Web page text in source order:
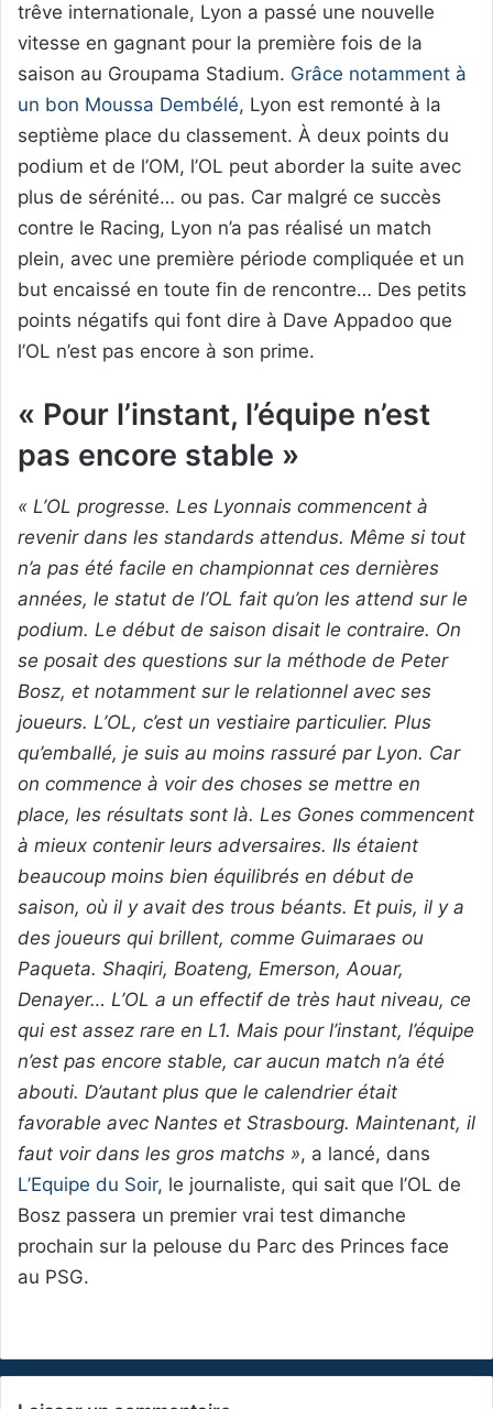
trêve internationale, Lyon a passé une nouvelle
vitesse en gagnant pour la première fois de la
saison au Groupama Stadium. Grâce notamment à
un bon Moussa Dembélé, Lyon est remonté à la
septième place du classement. À deux points du
podium et de l’OM, l’OL peut aborder la suite avec
plus de sérénité… ou pas. Car malgré ce succès
contre le Racing, Lyon n’a pas réalisé un match
plein, avec une première période compliquée et un
but encaissé en toute fin de rencontre… Des petits
points négatifs qui font dire à Dave Appadoo que
l’OL n’est pas encore à son prime.
« Pour l’instant, l’équipe n’est
pas encore stable »
« L’OL progresse. Les Lyonnais commencent à
revenir dans les standards attendus. Même si tout
n’a pas été facile en championnat ces dernières
années, le statut de l’OL fait qu’on les attend sur le
podium. Le début de saison disait le contraire. On
se posait des questions sur la méthode de Peter
Bosz, et notamment sur le relationnel avec ses
joueurs. L’OL, c’est un vestiaire particulier. Plus
qu’emballé, je suis au moins rassuré par Lyon. Car
on commence à voir des choses se mettre en
place, les résultats sont là. Les Gones commencent
à mieux contenir leurs adversaires. Ils étaient
beaucoup moins bien équilibrés en début de
saison, où il y avait des trous béants. Et puis, il y a
des joueurs qui brillent, comme Guimaraes ou
Paqueta. Shaqiri, Boateng, Emerson, Aouar,
Denayer… L’OL a un effectif de très haut niveau, ce
qui est assez rare en L1. Mais pour l’instant, l’équipe
n’est pas encore stable, car aucun match n’a été
abouti. D’autant plus que le calendrier était
favorable avec Nantes et Strasbourg. Maintenant, il
faut voir dans les gros matchs », a lancé, dans
L’Equipe du Soir, le journaliste, qui sait que l’OL de
Bosz passera un premier vrai test dimanche
prochain sur la pelouse du Parc des Princes face
au PSG.